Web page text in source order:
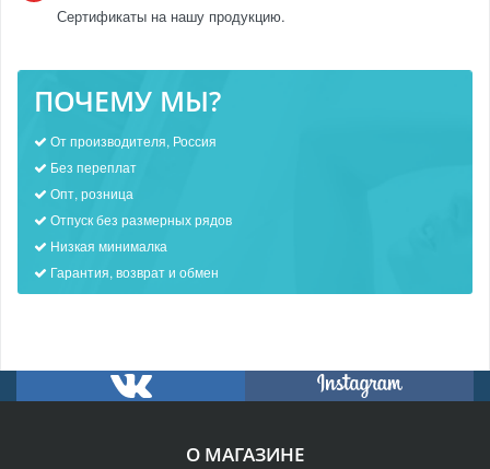
Сертификаты на нашу продукцию.
ПОЧЕМУ МЫ?
От производителя, Россия
Без переплат
Опт, розница
Отпуск без размерных рядов
Низкая минималка
Гарантия, возврат и обмен
О МАГАЗИНЕ